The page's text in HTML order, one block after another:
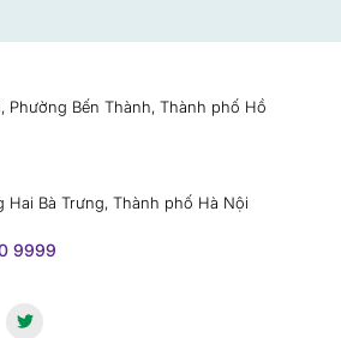
Phường Bến Thành, Thành phố Hồ
Hai Bà Trưng, Thành phố Hà Nội
9999